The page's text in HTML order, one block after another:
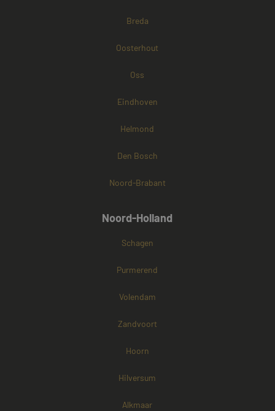
Breda
Oosterhout
Oss
Eindhoven
Helmond
Den Bosch
Noord-Brabant
Noord-Holland
Schagen
Purmerend
Volendam
Zandvoort
Hoorn
Hilversum
Alkmaar